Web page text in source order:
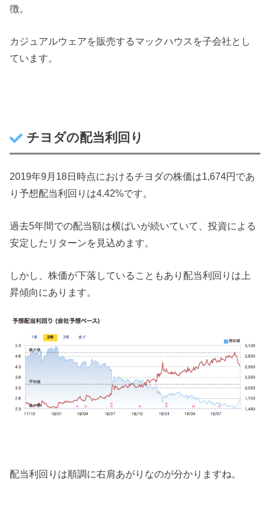
徴。
カジュアルウェアを販売するマックハウスを子会社とし
ています。
チヨダの配当利回り
2019年9月18日時点におけるチヨダの株価は1,674円であ
り予想配当利回りは4.42%です。
過去5年間での配当額は横ばいが続いていて、投資による
安定したリターンを見込めます。
しかし、株価が下落していることもあり配当利回りは上
昇傾向にあります。
配当利回りは順調に右肩あがりなのが分かりますね。